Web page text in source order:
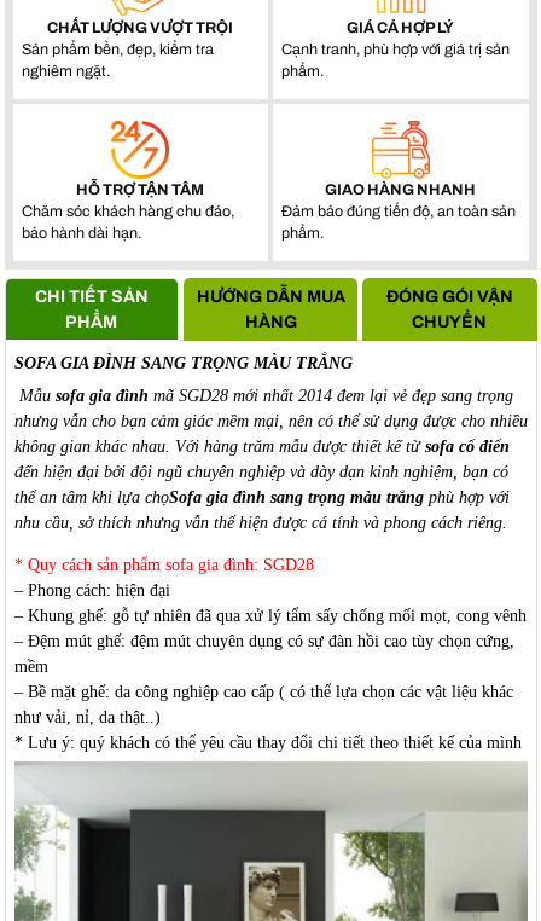
CHẤT LƯỢNG VƯỢT TRỘI
Sản phẩm bền, đẹp, kiểm tra
nghiêm ngặt.
GIÁ CẢ HỢP LÝ
Cạnh tranh, phù hợp với giá trị sản
phẩm.
HỖ TRỢ TẬN TÂM
Chăm sóc khách hàng chu đáo,
bảo hành dài hạn.
GIAO HÀNG NHANH
Đảm bảo đúng tiến độ, an toàn sản
phẩm.
CHI TIẾT SẢN
PHẨM
HƯỚNG DẪN MUA
HÀNG
ĐÓNG GÓI VẬN
CHUYỂN
SOFA GIA ĐÌNH SANG TRỌNG MÀU TRẮNG
Mẫu sofa gia đình mã SGD28 mới nhất 2014 đem lại vẻ đẹp sang trọng
nhưng vẫn cho bạn cảm giác mềm mại, nên có thể sử dụng được cho nhiều
không gian khác nhau. Với hàng trăm mẫu được thiết kế từ sofa cổ điển
đến hiện đại bởi đội ngũ chuyên nghiệp và dày dạn kinh nghiệm, bạn có
thể an tâm khi lựa chọSofa gia đình sang trọng màu trắng phù hợp với
nhu cầu, sở thích nhưng vẫn thể hiện được cá tính và phong cách riêng.
* Quy cách sản phẩm sofa gia đình: SGD28
– Phong cách: hiện đại
– Khung ghế: gỗ tự nhiên đã qua xử lý tẩm sấy chống mối mọt, cong vênh
– Đệm mút ghế: đệm mút chuyên dụng có sự đàn hồi cao tùy chọn cứng,
mềm
– Bề mặt ghế: da công nghiệp cao cấp ( có thể lựa chọn các vật liệu khác
như vải, nỉ, da thật..)
* Lưu ý: quý khách có thể yêu cầu thay đổi chi tiết theo thiết kế của mình